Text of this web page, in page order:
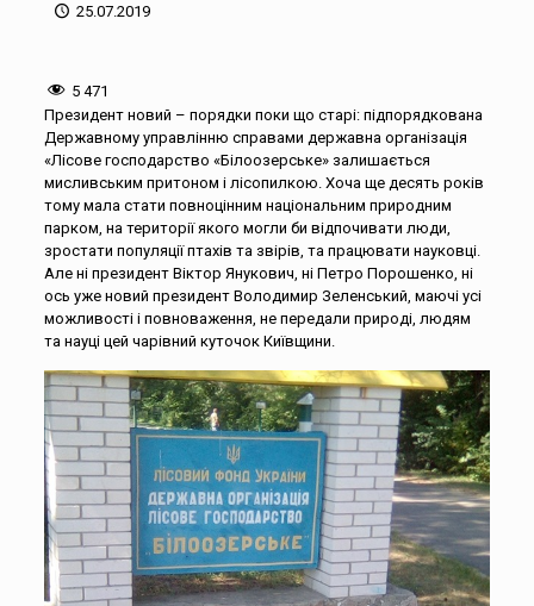
25.07.2019
5 471
Президент новий – порядки поки що старі: підпорядкована
Державному управлінню справами державна організація
«Лісове господарство «Білоозерське» залишається
мисливським притоном і лісопилкою. Хоча ще десять років
тому мала стати повноцінним національним природним
парком, на території якого могли би відпочивати люди,
зростати популяції птахів та звірів, та працювати науковці.
Але ні президент Віктор Янукович, ні Петро Порошенко, ні
ось уже новий президент Володимир Зеленський, маючі усі
можливості і повноваження, не передали природі, людям
та науці цей чарівний куточок Київщини.